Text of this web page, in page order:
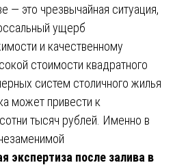
— это чрезвычайная ситуация,
ущерб
и качественному
стоимости квадратного
систем столичного жилья
может привести к
тысяч рублей. Именно в
экспертиза после залива в